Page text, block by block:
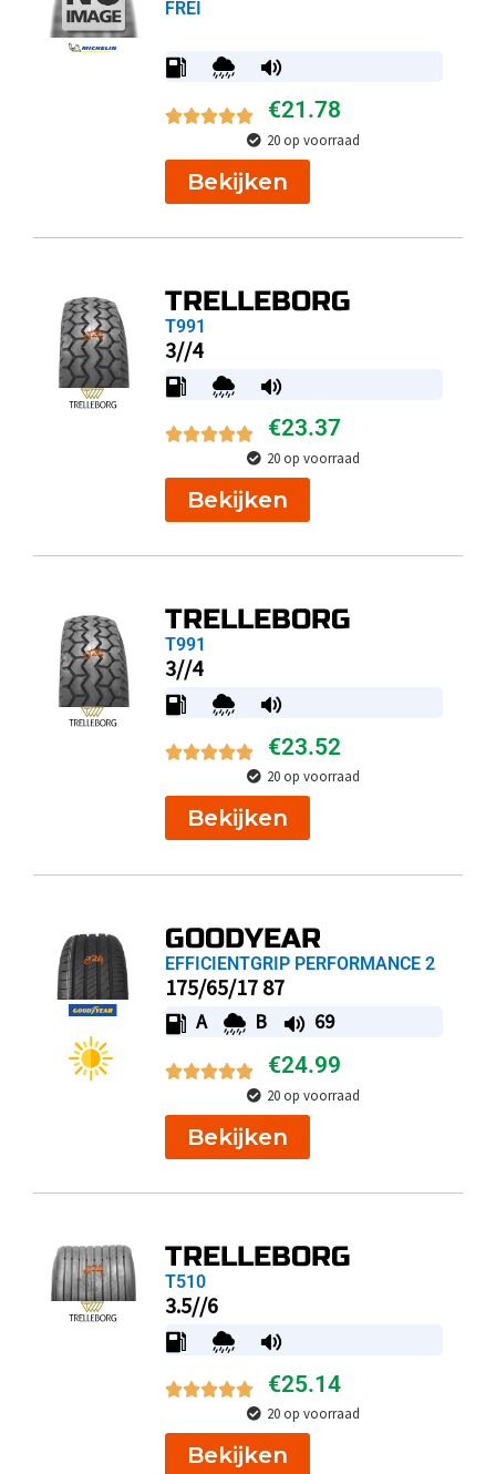
FREI
€21.78
20 op voorraad
Bekijken
TRELLEBORG
T991
3//4
€23.37
20 op voorraad
Bekijken
TRELLEBORG
T991
3//4
€23.52
20 op voorraad
Bekijken
GOODYEAR
EFFICIENTGRIP PERFORMANCE 2
175/65/17 87
A B 69
€24.99
20 op voorraad
Bekijken
TRELLEBORG
T510
3.5//6
€25.14
20 op voorraad
Bekijken